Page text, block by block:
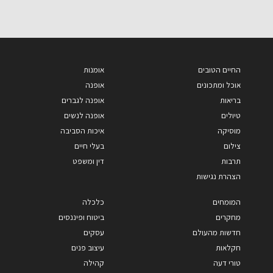
החיים הטובים
אוכל ומתכונים
בריאות
טיולים
מוסיקה
צילום
תרבות
הצהרת נגישות
אומנות
אופנה
אופנה לגברים
אופנה לנשים
איכות הסביבה
בעלי חיים
דין ומשפט
המומחים
מחקרים
חדשות מהעולם
חקלאות
טורי דעה
כלכלה
ביטוח ופיננסים
עסקים
עיצוב פנים
קהילה